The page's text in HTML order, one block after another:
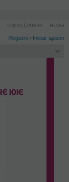
Registro / Iniciar sesión
LOCALÍZANOS BLOG